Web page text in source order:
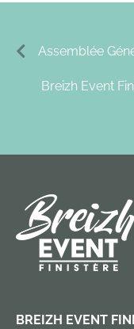
Assemblée
Breizh Event
BREIZH EVENT